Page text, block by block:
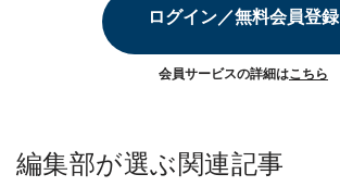
ログイン／無料会員登録
会員サービスの詳細はこちら
編集部が選ぶ関連記事